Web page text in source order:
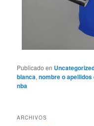
Publicado en
blanca,nombre o
nba
ARCHIVOS